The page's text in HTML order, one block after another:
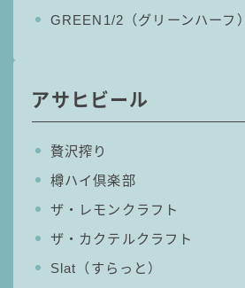
レモン・ザ・リッチ
愛のスコールホワイトサワー
寶「丸おろし」
GREEN1/2（グリーンハーフ）
アサヒビール
贅沢搾り
樽ハイ倶楽部
ザ・レモンクラフト
ザ・カクテルクラフト
Slat（すらっと）